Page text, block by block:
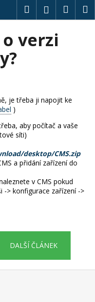
HledatPřihlášení
verzi
je třeba ji napojit ke
)
aby počítač a vaše
síti)
desktop/CMS.zip
a přidání zařízení do
v CMS pokud
-> konfigurace zařízení ->
DALŠÍ ČLÁNEK